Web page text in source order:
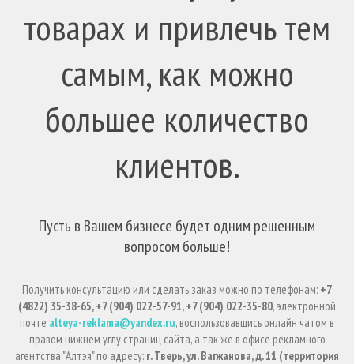
товарах и привлечь тем
самым, как можно
большее количество
клиентов.
Пусть в Вашем бизнесе будет одним решенным
вопросом больше!
Получить консультацию или сделать заказ можно по телефонам: +7
(4822) 35-38-65, +7 (904) 022-57-91, +7 (904) 022-35-80, электронной
почте alteya-reklama@yandex.ru, воспользовавшись онлайн чатом в
правом нижнем углу страниц сайта, а так же в офисе рекламного
агентства "Алтэя" по адресу: г. Тверь, ул. Вагжанова, д. 11 (территория